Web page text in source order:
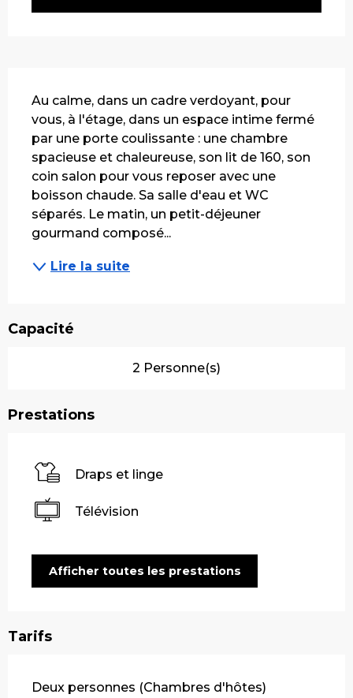
Au calme, dans un cadre verdoyant, pour
vous, à l'étage, dans un espace intime fermé
par une porte coulissante : une chambre
spacieuse et chaleureuse, son lit de 160, son
coin salon pour vous reposer avec une
boisson chaude. Sa salle d'eau et WC
séparés. Le matin, un petit-déjeuner
gourmand composé...
Lire la suite
Capacité
2 Personne(s)
Prestations
Draps et linge
Télévision
Afficher toutes les prestations
Tarifs
Tarifs 2026
Deux personnes (Chambres d'hôtes)